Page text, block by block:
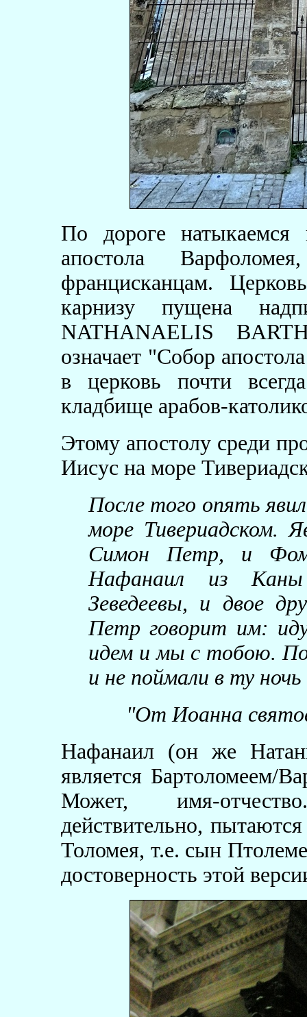
По дороге
апостола
францисканцам.
карнизу пущена
NATHANAELIS
означает "Собор
в церковь почти
кладбище арабов-
Этому апостолу среди
Иисус на море
После того опять
море Тивериадском.
Симон Петр, и
Нафанаил из Каны
Зеведеевы, и двое
Петр говорит им:
идем и мы с тобою.
и не поймали в ту ночь
"От Иоанна
Нафанаил (он же
является Бартоломеем/
Может, имя-
действительно,
Толомея, т.е. сын
достоверность этой